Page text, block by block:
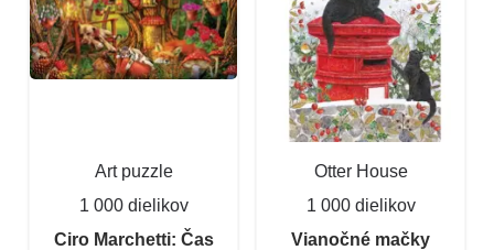
Art puzzle
1 000 dielikov
Ciro Marchetti: Čas
Otter House
1 000 dielikov
Vianočné mačky